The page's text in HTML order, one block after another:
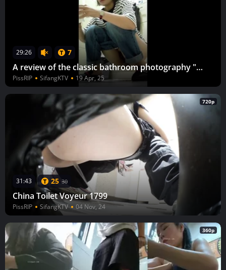
29:26 7
A review of the classic bathroom photography "Shopping Guide" 2
PissRIP SifangKTV 19 Apr, 25
720p
31:43 25 30
China Toilet Voyeur 1799
PissRIP SifangKTV 04 Nov, 24
360p